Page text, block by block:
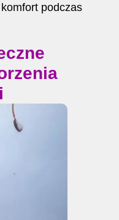
podczas